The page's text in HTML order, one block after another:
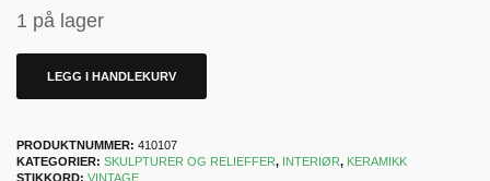
1 på lager
LEGG I HANDLEKURV
PRODUKTNUMMER: 410107
KATEGORIER: SKULPTURER OG RELIEFFER, INTERIØR, KERAMIKK
STIKKORD: VINTAGE